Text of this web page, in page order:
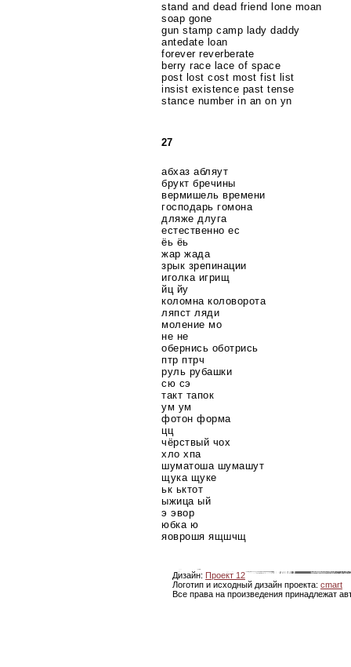
stand and dead friend lone moan
soap gone
gun stamp camp lady daddy
antedate loan
forever reverberate
berry race lace of space
post lost cost most fist list
insist existence past tense
stance number in an on yn
27
абхаз абляут
брукт бречины
вермишель времени
господарь гомона
дляже длуга
естественно ес
ёь ёь
жар жада
зрык зрепинации
иголка игрищ
йц йу
коломна коловорота
ляпст ляди
моление мо
не не
обернись оботрись
птр птрч
руль рубашки
сю сэ
такт тапок
ум ум
фотон форма
цц
чёрствый чох
хло хпа
шуматоша шумашут
щука щуке
ьк ьктот
ыжица ый
э эвор
юбка ю
яоврошя ящшчщ
Дизайн: Проект 12
Логотип и исходный дизайн проекта: cmart
Все права на произведения принадлежат